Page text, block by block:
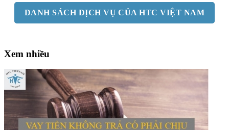
DANH SÁCH DỊCH VỤ CỦA HTC VIỆT NAM
Xem nhiều